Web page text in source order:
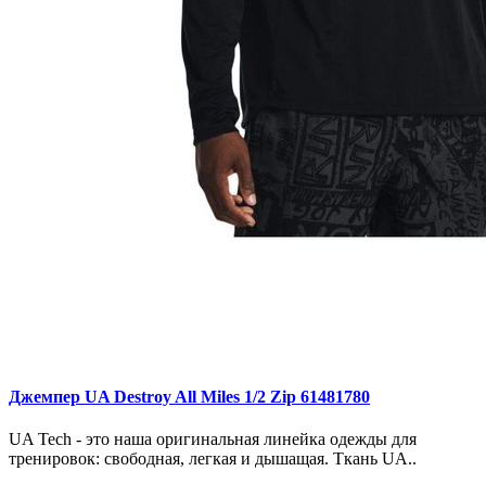
Джемпер UA Destroy All Miles 1/2 Zip 61481780
UA Tech - это наша оригинальная линейка одежды для
тренировок: свободная, легкая и дышащая. Ткань UA..